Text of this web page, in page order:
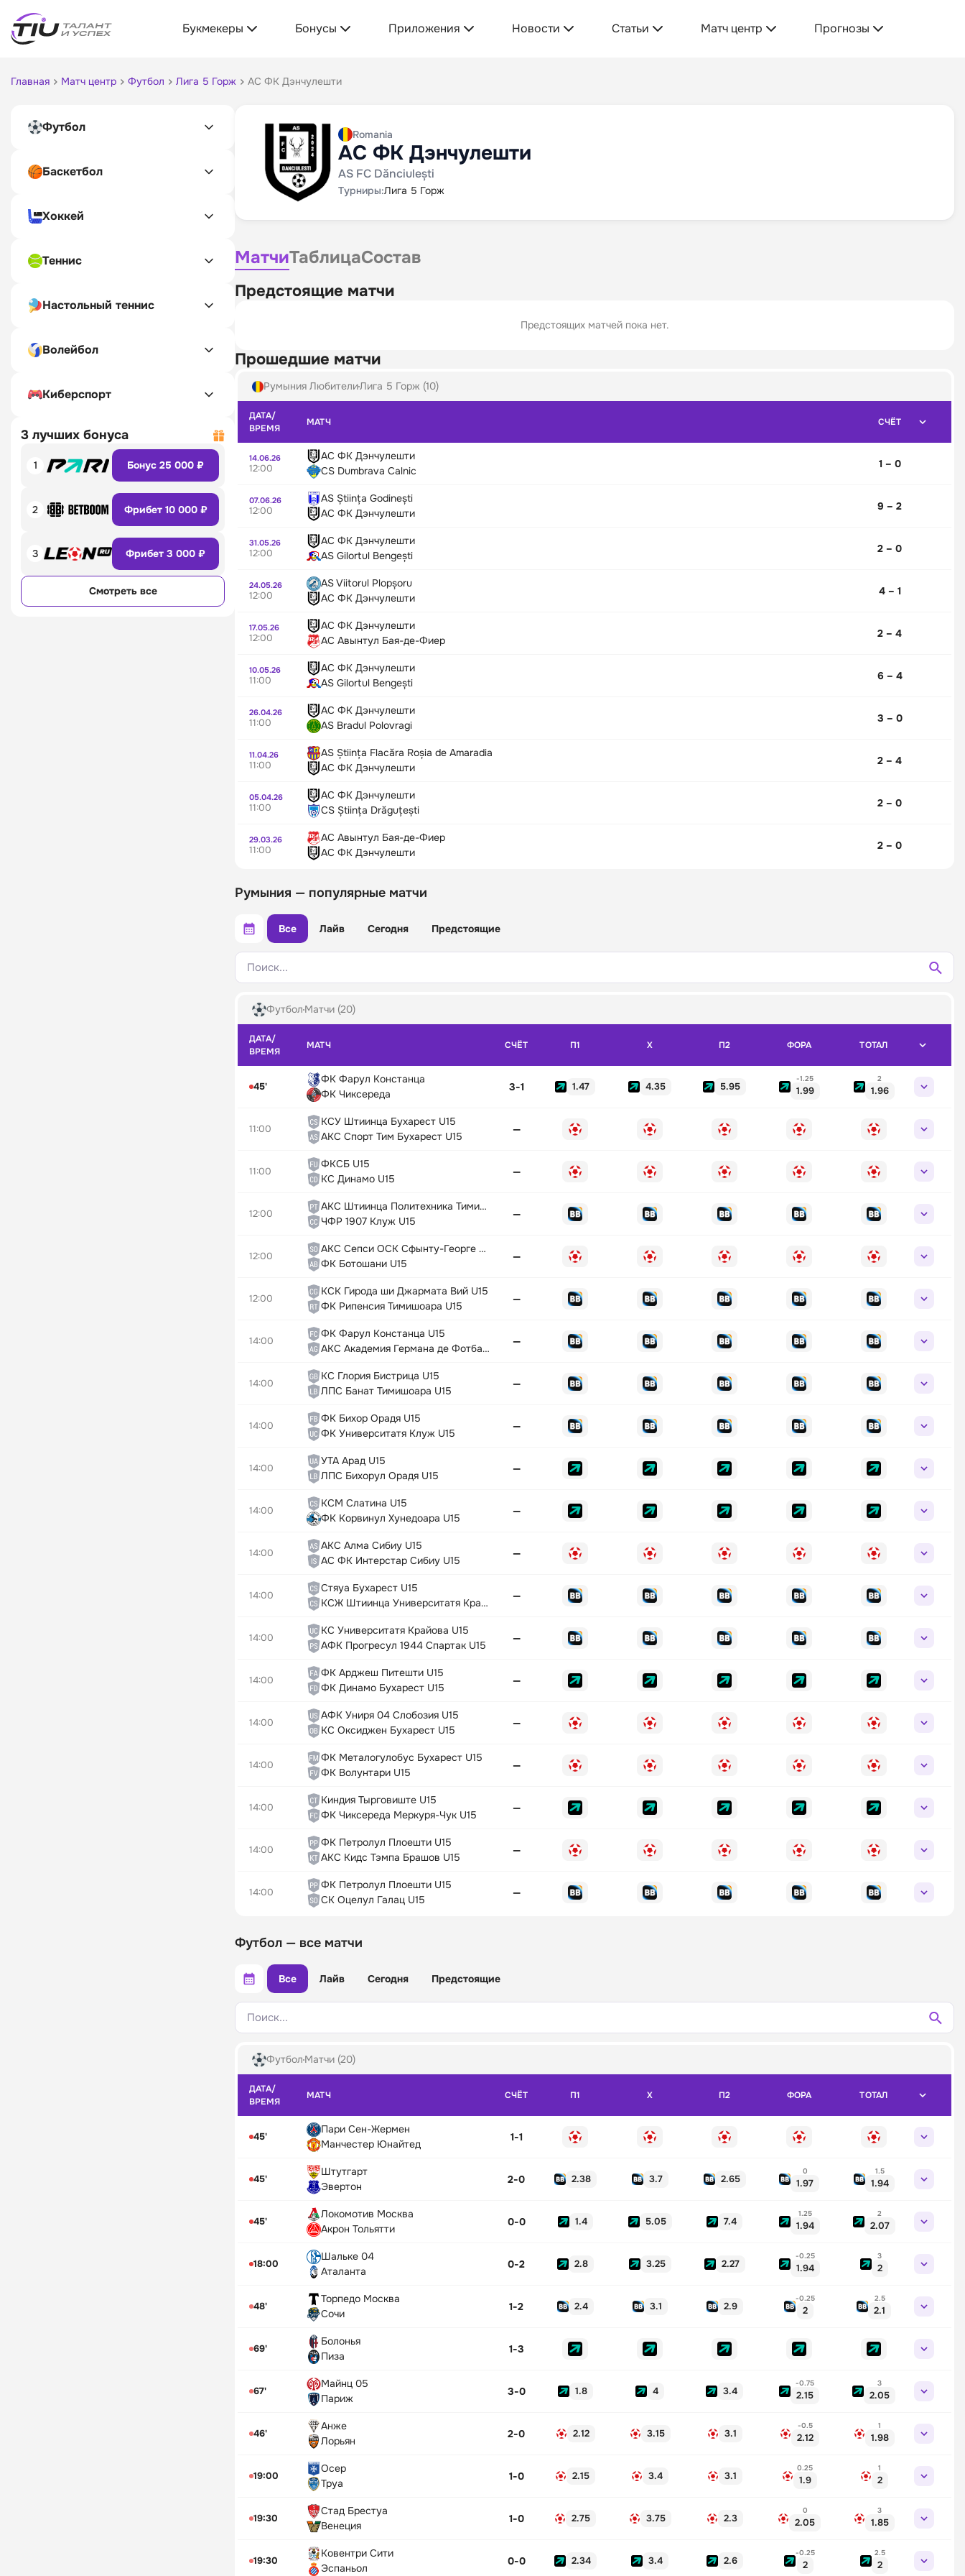
Букмекеры Бонусы Приложения Новости Статьи Матч центр Прогнозы
Главная Матч центр Футбол Лига 5 Горж АС ФК Дэнчулешти
Футбол
Баскетбол
Хоккей
Теннис
Настольный теннис
Волейбол
Киберспорт
3 лучших бонуса
1 Бонус 25 000 ₽
2 Фрибет 10 000 ₽
3 Фрибет 3 000 ₽
Смотреть все
Romania
АС ФК Дэнчулешти
AS FC Dănciulești
Турниры:Лига 5 Горж
МатчиТаблицаСостав
Предстоящие матчи
Предстоящих матчей пока нет.
Прошедшие матчи
Румыния ЛюбителиЛига 5 Горж (10)
ДАТА/
ВРЕМЯ
МАТЧ СЧЁТ
14.06.26
12:00
АС ФК Дэнчулешти
CS Dumbrava Calnic
1 – 0
07.06.26
12:00
AS Știința Godinești
АС ФК Дэнчулешти
9 – 2
31.05.26
12:00
АС ФК Дэнчулешти
AS Gilortul Bengești
2 – 0
24.05.26
12:00
AS Viitorul Plopșoru
АС ФК Дэнчулешти
4 – 1
17.05.26
12:00
АС ФК Дэнчулешти
АС Авынтул Бая-де-Фиер
2 – 4
10.05.26
11:00
АС ФК Дэнчулешти
AS Gilortul Bengești
6 – 4
26.04.26
11:00
АС ФК Дэнчулешти
AS Bradul Polovragi
3 – 0
11.04.26
11:00
AS Știința Flacăra Roșia de Amaradia
АС ФК Дэнчулешти
2 – 4
05.04.26
11:00
АС ФК Дэнчулешти
CS Știința Drăguțești
2 – 0
29.03.26
11:00
АС Авынтул Бая-де-Фиер
АС ФК Дэнчулешти
2 – 0
Румыния — популярные матчи
Все Лайв Сегодня Предстоящие
Поиск...
Футбол Матчи (20)
ДАТА/
ВРЕМЯ
МАТЧ СЧЁТ П1 X П2 ФОРА ТОТАЛ
45'
ФК Фарул Констанца
ФК Чиксереда
3-1 1.47 4.35 5.95
-1.25
1.99
2
1.96
11:00
КСУ Штиинца Бухарест U15
АКС Спорт Тим Бухарест U15
—
11:00
ФКСБ U15
КС Динамо U15
—
12:00
АКС Штиинца Политехника Тимишоара U15
ЧФР 1907 Клуж U15
—
12:00
АКС Сепси ОСК Сфынту-Георге U15
ФК Ботошани U15
—
12:00
КСК Гирода ши Джармата Вий U15
ФК Рипенсия Тимишоара U15
—
14:00
ФК Фарул Констанца U15
АКС Академия Германа де Фотбал U15
—
14:00
КС Глория Бистрица U15
ЛПС Банат Тимишоара U15
—
14:00
ФК Бихор Орадя U15
ФК Университатя Клуж U15
—
14:00
УТА Арад U15
ЛПС Бихорул Орадя U15
—
14:00
КСМ Слатина U15
ФК Корвинул Хунедоара U15
—
14:00
АКС Алма Сибиу U15
АС ФК Интерстар Сибиу U15
—
14:00
Стяуа Бухарест U15
КСЖ Штиинца Университатя Крайова U15
—
14:00
КС Университатя Крайова U15
АФК Прогресул 1944 Спартак U15
—
14:00
ФК Арджеш Питешти U15
ФК Динамо Бухарест U15
—
14:00
АФК Униря 04 Слобозия U15
КС Оксиджен Бухарест U15
—
14:00
ФК Металогулобус Бухарест U15
ФК Волунтари U15
—
14:00
Киндия Тырговиште U15
ФК Чиксереда Меркуря-Чук U15
—
14:00
ФК Петролул Плоешти U15
АКС Кидс Тэмпа Брашов U15
—
14:00
ФК Петролул Плоешти U15
СК Оцелул Галац U15
—
Футбол — все матчи
Все Лайв Сегодня Предстоящие
Поиск...
Футбол Матчи (20)
ДАТА/
ВРЕМЯ
МАТЧ СЧЁТ П1 X П2 ФОРА ТОТАЛ
45'
Пари Сен-Жермен
Манчестер Юнайтед
1-1
45'
Штутгарт
Эвертон
2-0 2.38 3.7 2.65
0
1.97
1.5
1.94
45'
Локомотив Москва
Акрон Тольятти
0-0 1.4 5.05 7.4
1.25
1.94
2
2.07
18:00
Шальке 04
Аталанта
0-2 2.8 3.25 2.27
-0.25
1.94
3
2
48'
Торпедо Москва
Сочи
1-2 2.4 3.1 2.9
-0.25
2
2.5
2.1
69'
Болонья
Пиза
1-3
67'
Майнц 05
Париж
3-0 1.8 4 3.4
-0.75
2.15
3
2.05
46'
Анже
Лорьян
2-0 2.12 3.15 3.1
-0.5
2.12
1
1.98
19:00
Осер
Труа
1-0 2.15 3.4 3.1
0.25
1.9
1
2
19:30
Стад Брестуа
Венеция
1-0 2.75 3.75 2.3
0
2.05
3
1.85
19:30
Ковентри Сити
Эспаньол
0-0 2.34 3.4 2.6
-0.25
2
2.5
2